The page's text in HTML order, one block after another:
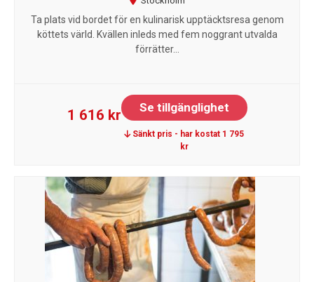
Ta plats vid bordet för en kulinarisk upptäcktsresa genom
köttets värld. Kvällen inleds med fem noggrant utvalda
förrätter...
1 616 kr Se tillgänglighet
Sänkt pris - har kostat 1 795
kr